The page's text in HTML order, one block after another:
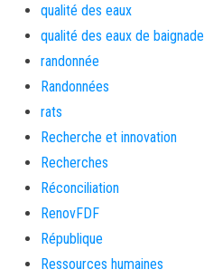
qualité des eaux
qualité des eaux de baignade
randonnée
Randonnées
rats
Recherche et innovation
Recherches
Réconciliation
RenovFDF
République
Ressources humaines